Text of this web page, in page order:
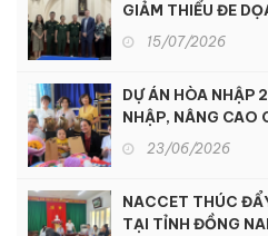
GIẢM THIỂU ĐE
15/07/2026
DỰ ÁN HÒA NHẬP
NHẬP, NÂNG CAO
NGƯỜI KHUYẾT
23/06/2026
NACCET THÚC
TẠI TỈNH ĐỒNG